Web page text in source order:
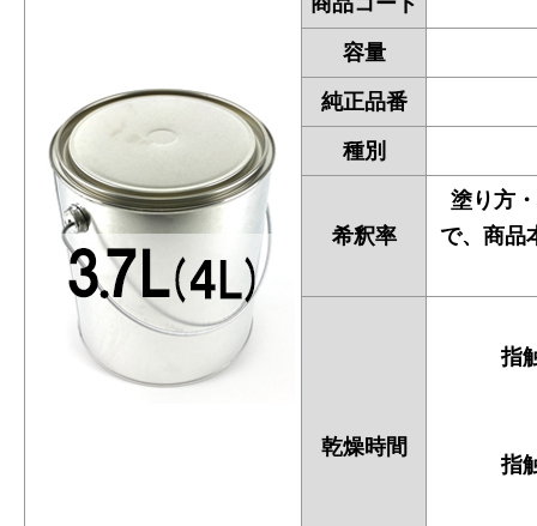
容量
純正品番
種別
希釈率
塗り方
で、商品
乾燥時間
指
指